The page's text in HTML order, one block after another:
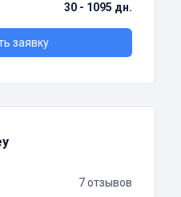
30 - 1095 дн.
заявку
7 отзывов